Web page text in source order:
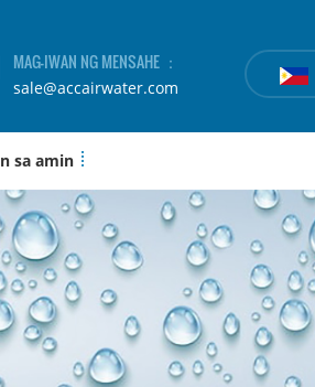
MAG-IWAN NG MENSAHE ：
sale@accairwater.com
sa amin